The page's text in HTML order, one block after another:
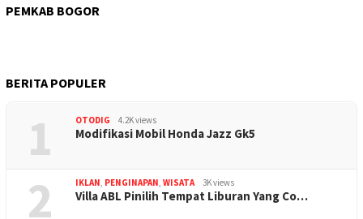
PEMKAB BOGOR
BERITA POPULER
1 OTODIG 4.2K views
Modifikasi Mobil Honda Jazz Gk5
2 IKLAN, PENGINAPAN, WISATA 3K views
Villa ABL Pinilih Tempat Liburan Yang Co…